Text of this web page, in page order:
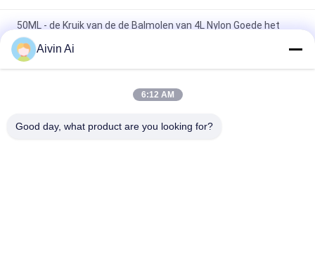
50ML - de Kruik van de de Balmolen van 4L Nylon Goede het
Verzegelen Prestaties voor het Nano Poeder Malen
Nylon Planetarische Malende Molenkruiken, Tank de Met hoge
weerstand van de Balmolen
aarde/Silicaatmaterialen het Malen
Aivin Ai
6:12 AM
Good day, what product are you looking for?